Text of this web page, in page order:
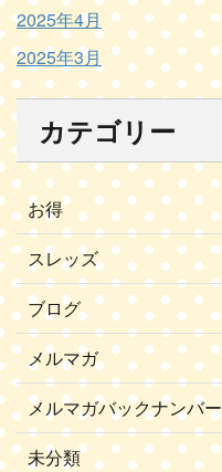
2025年4月
2025年3月
カテゴリー
お得
スレッズ
ブログ
メルマガ
メルマガバックナンバー
未分類